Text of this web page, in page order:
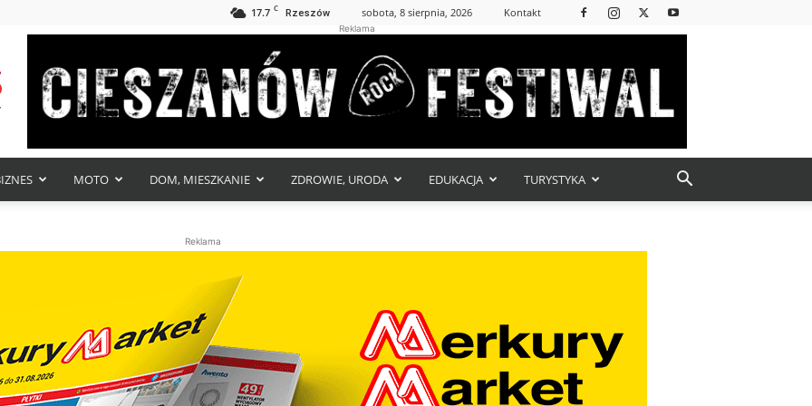
17.7 C Rzeszów sobota, 8 sierpnia, 2026 Kontakt
Reklama
MOTO DOM, MIESZKANIE ZDROWIE, URODA EDUKACJA TURYSTYKA
Reklama